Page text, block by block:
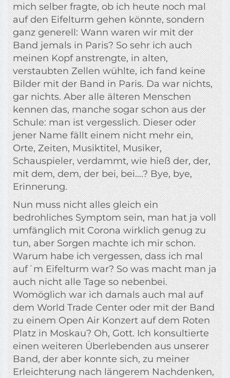
mich selber fragte, ob ich heute noch mal
auf den Eifelturm gehen könnte, sondern
ganz generell: Wann waren wir mit der
Band jemals in Paris? So sehr ich auch
meinen Kopf anstrengte, in alten,
verstaubten Zellen wühlte, ich fand keine
Bilder mit der Band in Paris. Da war nichts,
gar nichts. Aber alle älteren Menschen
kennen das, manche sogar schon aus der
Schule: man ist vergesslich. Dieser oder
jener Name fällt einem nicht mehr ein,
Orte, Zeiten, Musiktitel, Musiker,
Schauspieler, verdammt, wie hieß der, der,
mit dem, dem, der bei, bei….? Bye, bye,
Erinnerung.
Nun muss nicht alles gleich ein
bedrohliches Symptom sein, man hat ja voll
umfänglich mit Corona wirklich genug zu
tun, aber Sorgen machte ich mir schon.
Warum habe ich vergessen, dass ich mal
auf´m Eifelturm war? So was macht man ja
auch nicht alle Tage so nebenbei.
Womöglich war ich damals auch mal auf
dem World Trade Center oder mit der Band
zu einem Open Air Konzert auf dem Roten
Platz in Moskau? Oh, Gott. Ich konsultierte
einen weiteren Überlebenden aus unserer
Band, der aber konnte sich, zu meiner
Erleichterung nach längerem Nachdenken,